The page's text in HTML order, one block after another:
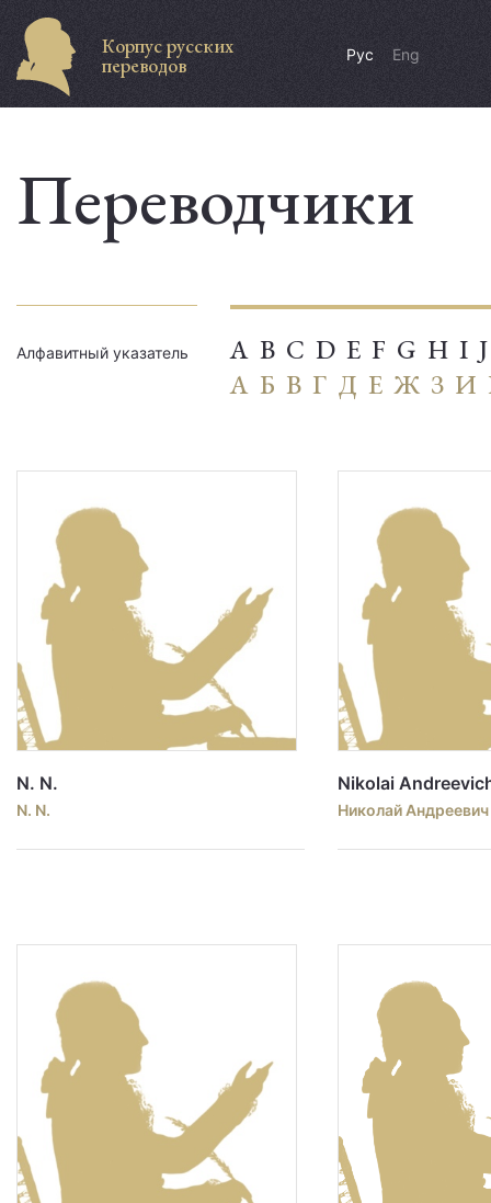
Корпус русских
переводов Рус Eng
Переводчики
Алфавитный указатель A B C D E F G H I J
А Б В Г Д Е Ж З И
N. N.
N. N.
Nikolai
Николай